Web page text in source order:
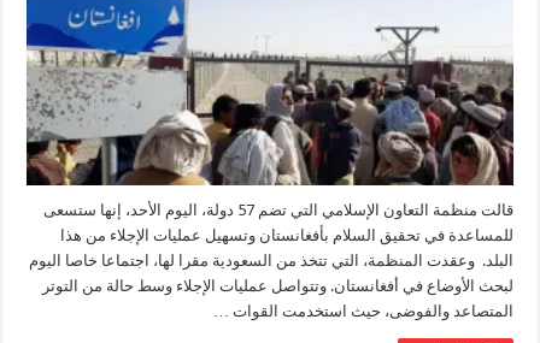
قالت منظمة التعاون الإسلامي التي تضم 57 دولة، اليوم الأحد، إنها ستسعى
للمساعدة في تحقيق السلام بأفغانستان وتسهيل عمليات الإجلاء من هذا
البلد. وعقدت المنظمة، التي تتخذ من السعودية مقرا لها، اجتماعا خاصا اليوم
لبحث الأوضاع في أفغانستان. وتتواصل عمليات الإجلاء وسط حالة من التوتر
المتصاعد والفوضى، حيث استخدمت القوات …